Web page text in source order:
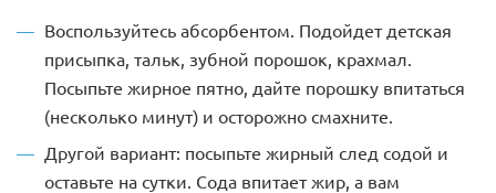
Воспользуйтесь абсорбентом. Подойдет детская
присыпка, тальк, зубной порошок, крахмал.
Посыпьте жирное пятно, дайте порошку впитаться
(несколько минут) и осторожно смахните.
Другой вариант: посыпьте жирный след содой и
оставьте на сутки. Сода впитает жир, а вам